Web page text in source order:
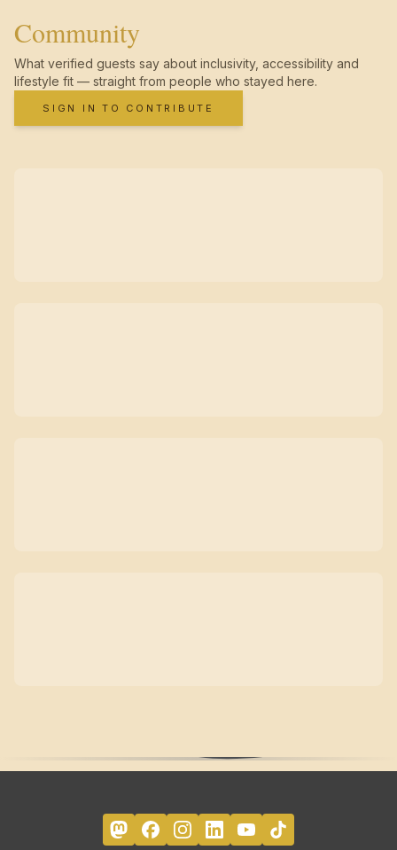
Community
What verified guests say about inclusivity, accessibility and
lifestyle fit — straight from people who stayed here.
SIGN IN TO CONTRIBUTE